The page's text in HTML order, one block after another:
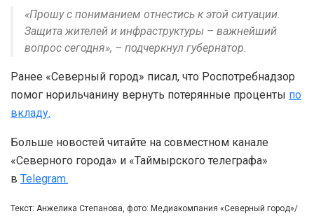
«Прошу с пониманием отнестись к этой ситуации.
Защита жителей и инфраструктуры – важнейший
вопрос сегодня», – подчеркнул губернатор.
Ранее «Северный город» писал, что Роспотребнадзор
помог норильчанину вернуть потерянные проценты по
вкладу.
Больше новостей читайте на совместном канале
«Северного города» и «Таймырского телеграфа»
в Telegram.
Текст: Анжелика Степанова, фото: Медиакомпания «Северный город»/